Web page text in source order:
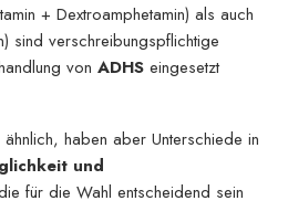
+ Dextroamphetamin) als auch
sind verschreibungspflichtige
von ADHS eingesetzt
haben aber Unterschiede in
und
für die Wahl entscheidend sein